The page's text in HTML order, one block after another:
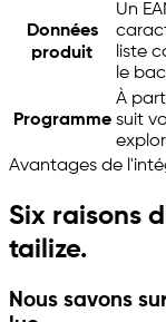
Données
produit
Un
liste
le
Programme
À
suit
Avantages de
Six raisons
tailize.
Nous savons